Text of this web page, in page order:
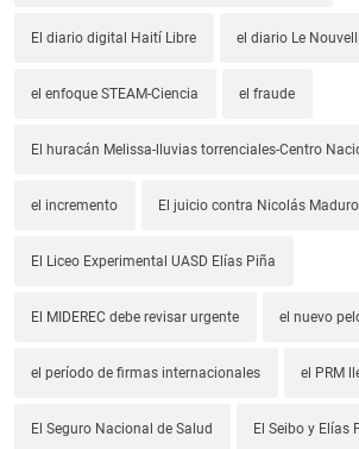
El diario digital Haití Libre el diario Le
el enfoque STEAM-Ciencia el fraude
El huracán Melissa-lluvias torrenciales-Centro
el incremento El juicio contra Nicolás Maduro
El Liceo Experimental UASD Elías Piña
El MIDEREC debe revisar urgente el nuevo
el período de firmas internacionales el PRM
El Seguro Nacional de Salud El Seibo y Elías